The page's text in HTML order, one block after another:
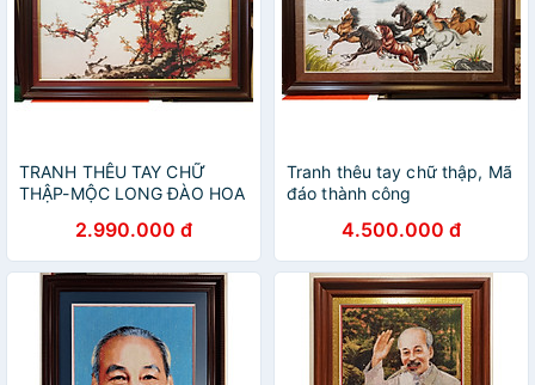
TRANH THÊU TAY CHỮ
THẬP-MỘC LONG ĐÀO HOA
2.990.000 đ
Tranh thêu tay chữ thập, Mã
đáo thành công
4.500.000 đ